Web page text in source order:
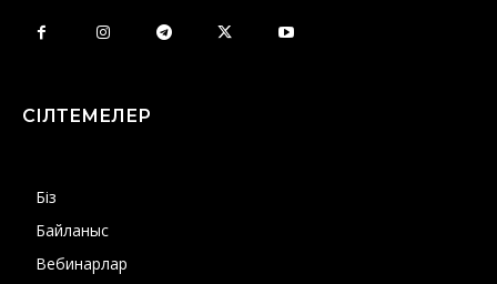
СІЛТЕМЕЛЕР
Біз
Байланыс
Вебинарлар